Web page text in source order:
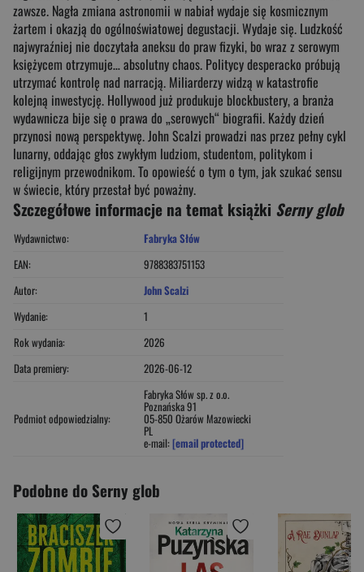
zawsze. Nagła zmiana astronomii w nabiał wydaje się kosmicznym
żartem i okazją do ogólnoświatowej degustacji. Wydaje się. Ludzkość
najwyraźniej nie doczytała aneksu do praw fizyki, bo wraz z serowym
księżycem otrzymuje… absolutny chaos. Politycy desperacko próbują
utrzymać kontrolę nad narracją. Miliarderzy widzą w katastrofie
kolejną inwestycję. Hollywood już produkuje blockbustery, a branża
wydawnicza bije się o prawa do „serowych“ biografii. Każdy dzień
przynosi nową perspektywę. John Scalzi prowadzi nas przez pełny cykl
lunarny, oddając głos zwykłym ludziom, studentom, politykom i
religijnym przewodnikom. To opowieść o tym o tym, jak szukać sensu
w świecie, który przestał być poważny.
Szczegółowe informacje na temat książki Serny glob
Wydawnictwo:
Fabryka Słów
EAN:
9788383751153
Autor:
John Scalzi
Wydanie:
1
Rok wydania:
2026
Data premiery:
2026-06-12
Podmiot odpowiedzialny:
Fabryka Słów sp. z o.o.
Poznańska 91
05-850 Ożarów Mazowiecki
PL
e-mail: [email protected]
Podobne do Serny glob